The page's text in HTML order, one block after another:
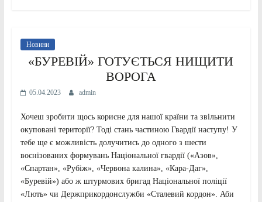
Новини
«БУРЕВІЙ» ГОТУЄТЬСЯ НИЩИТИ
ВОРОГА
05.04.2023 admin
Хочеш зробити щось корисне для нашої країни та звільнити
окуповані території? Тоді стань частиною Гвардії наступу! У
тебе ще є можливість долучитись до одного з шести
воєнізованих формувань Національної гвардії («Азов»,
«Спартан», «Рубіж», «Червона калина», «Кара-Даг»,
«Буревій») або ж штурмових бригад Національної поліції
«Лють» чи Держприкордонслужби «Сталевий кордон». Аби